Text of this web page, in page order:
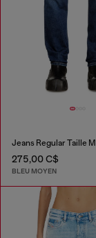
275,00 C$
BLEU MOYEN